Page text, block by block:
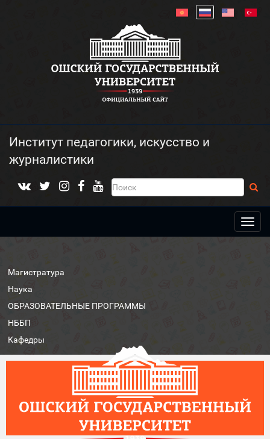
Институт педагогики, искусство и
журналистики
Магистратура
Наука
ОБРАЗОВАТЕЛЬНЫЕ ПРОГРАММЫ
НББП
Кафедры